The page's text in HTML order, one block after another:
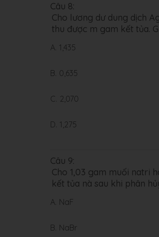
Câu 8:
Cho lương dư dung dịch
thu được m gam kết tủa.
A. 1,435
B. 0,635
C. 2,070
D. 1,275
Câu 9:
Cho 1,03 gam muối natri
kết tủa nà sau khi phân
A. NaF
B. NaBr